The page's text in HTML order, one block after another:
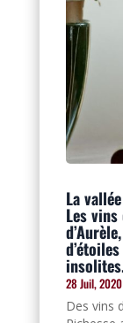
La
Les
28 Juil, 2020
Des vins